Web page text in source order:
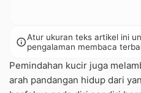
infoAtur ukuran teks artikel ini
pengalaman membaca
Pemindahan kucir juga
arah pandangan hidup dari